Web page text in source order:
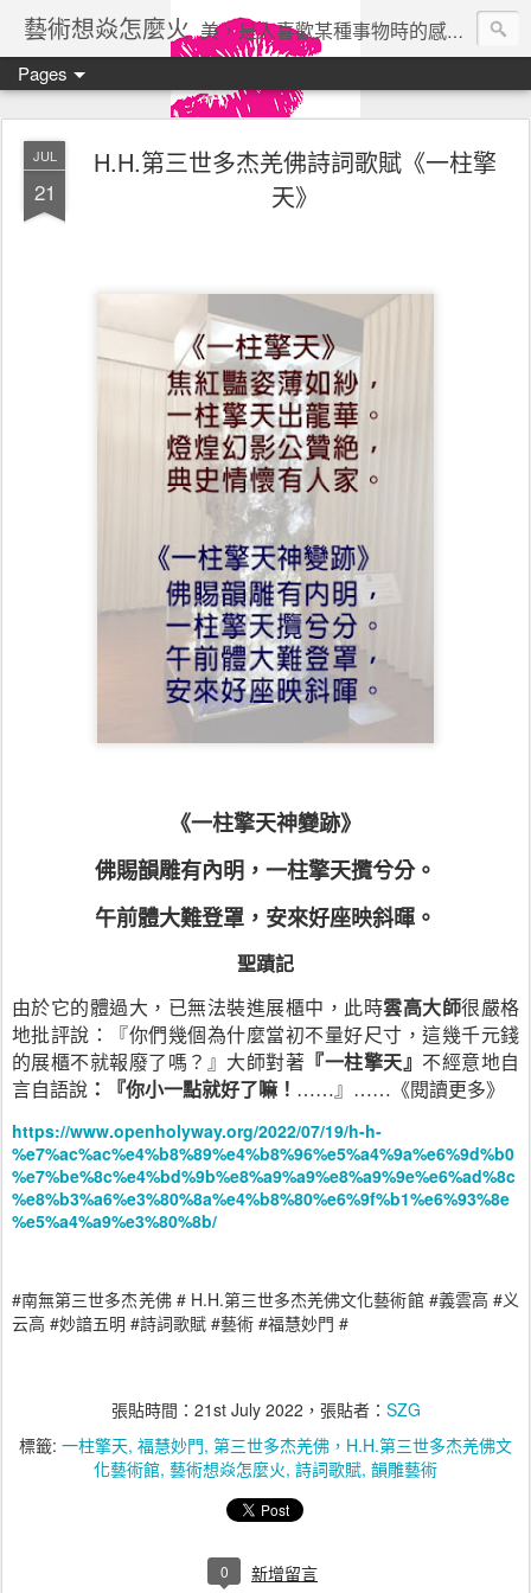
藝術想焱怎麼火 美，是人喜歡某種事物時的感受。美所帶來的快樂是一種沒有利害關係的、自由的快樂。 ——瓦西列夫
Pages
JUL
21
H.H.第三世多杰羌佛詩詞歌賦《一柱擎
天》
《一柱擎天神變跡》
佛賜韻雕有內明，一柱擎天攬兮分。
午前體大難登罩，安來好座映斜暉。
聖蹟記
由於它的體過大，已無法裝進展櫃中，此時雲高大師很嚴格
地批評說：『你們幾個為什麼當初不量好尺寸，這幾千元錢
的展櫃不就報廢了嗎？』 大師對著 『一柱擎天』 不經意地自
言自語說 ：『你小一點就好了嘛！ ……』 …… 《閱讀更多》
https://www.openholyway.org/2022/07/19/h-h-
%e7%ac%ac%e4%b8%89%e4%b8%96%e5%a4%9a%e6%9d%b0
%e7%be%8c%e4%bd%9b%e8%a9%a9%e8%a9%9e%e6%ad%8c
%e8%b3%a6%e3%80%8a%e4%b8%80%e6%9f%b1%e6%93%8e
%e5%a4%a9%e3%80%8b/
#南無第三世多杰羌佛# H.H.第三世多杰羌佛文化藝術館#義雲高#义
云高 #妙諳五明 #詩詞歌賦 #藝術 #福慧妙門 #
張貼時間： 21st July 2022 ，張貼者： SZG
標籤: 一柱擎天 福慧妙門 第三世多杰羌佛，H.H.第三世多杰羌佛文
化藝術館 藝術想焱怎麼火 詩詞歌賦 韻雕藝術
0 新增留言